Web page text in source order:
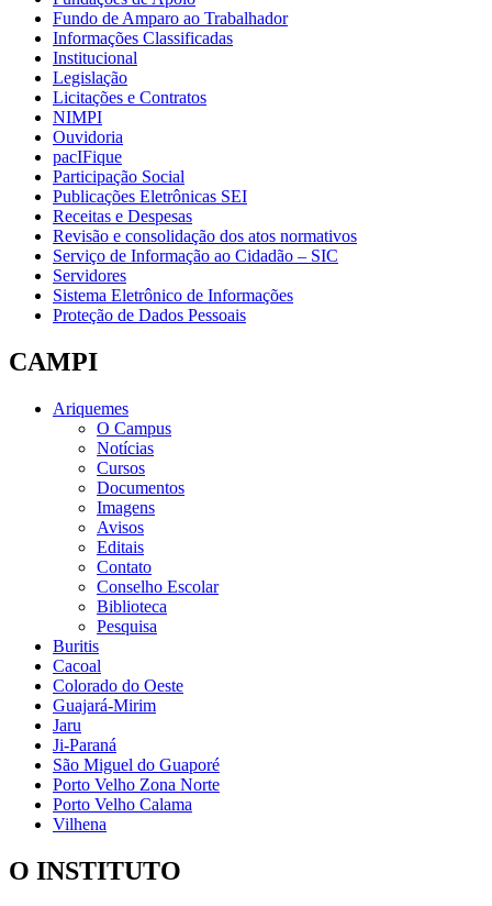
Fundo de Amparo ao Trabalhador
Informações Classificadas
Institucional
Legislação
Licitações e Contratos
NIMPI
Ouvidoria
pacIFique
Participação Social
Publicações Eletrônicas SEI
Receitas e Despesas
Revisão e consolidação dos atos normativos
Serviço de Informação ao Cidadão – SIC
Servidores
Sistema Eletrônico de Informações
Proteção de Dados Pessoais
CAMPI
Ariquemes
O Campus
Notícias
Cursos
Documentos
Imagens
Avisos
Editais
Contato
Conselho Escolar
Biblioteca
Pesquisa
Buritis
Cacoal
Colorado do Oeste
Guajará-Mirim
Jaru
Ji-Paraná
São Miguel do Guaporé
Porto Velho Zona Norte
Porto Velho Calama
Vilhena
O INSTITUTO